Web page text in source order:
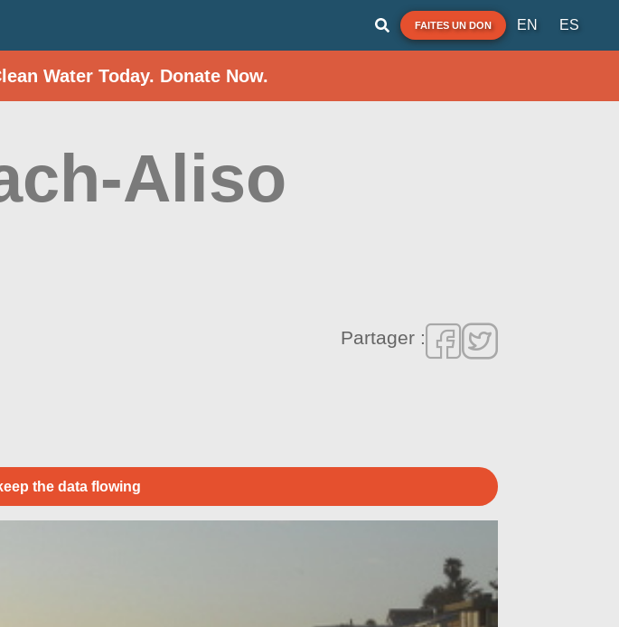
FAITES UN DON EN ES
Water Today. Donate Now.
Aliso
Partager :
the data flowing